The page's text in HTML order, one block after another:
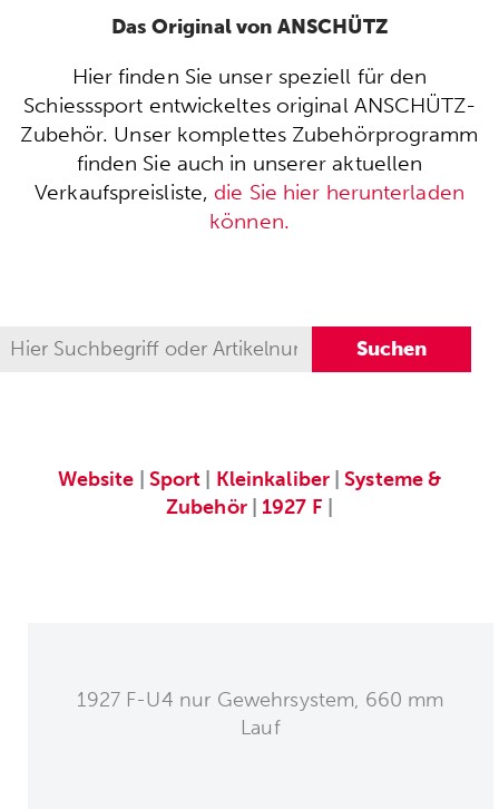
Das Original von ANSCHÜTZ
Hier finden Sie unser speziell für den
Schiesssport entwickeltes original ANSCHÜTZ-
Zubehör. Unser komplettes Zubehörprogramm
finden Sie auch in unserer aktuellen
Verkaufspreisliste, die Sie hier herunterladen
können.
Website Sport Kleinkaliber|Systeme &
Zubehör| 1927 F
1927 F-U4 nur Gewehrsystem, 660 mm
Lauf